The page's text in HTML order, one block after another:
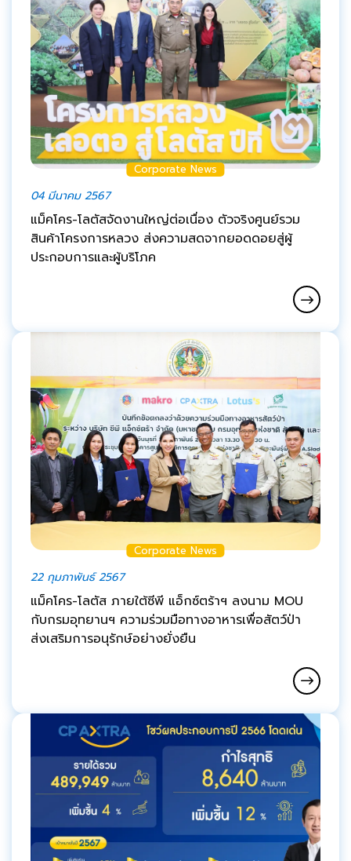
Corporate News
04 มีนาคม 2567
แม็คโคร-โลตัสจัดงานใหญ่ต่อเนื่อง ตัวจริงศูนย์รวม
สินค้าโครงการหลวง ส่งความสดจากยอดดอยสู่ผู้
ประกอบการและผู้บริโภค
Corporate News
22 กุมภาพันธ์ 2567
แม็คโคร-โลตัส ภายใต้ซีพี แอ็กซ์ตร้าฯ ลงนาม MOU
กับกรมอุทยานฯ ความร่วมมือทางอาหารเพื่อสัตว์ป่า
ส่งเสริมการอนุรักษ์อย่างยั่งยืน